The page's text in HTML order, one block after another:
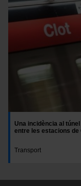
Una incidència al
entre les estacions de
Transport